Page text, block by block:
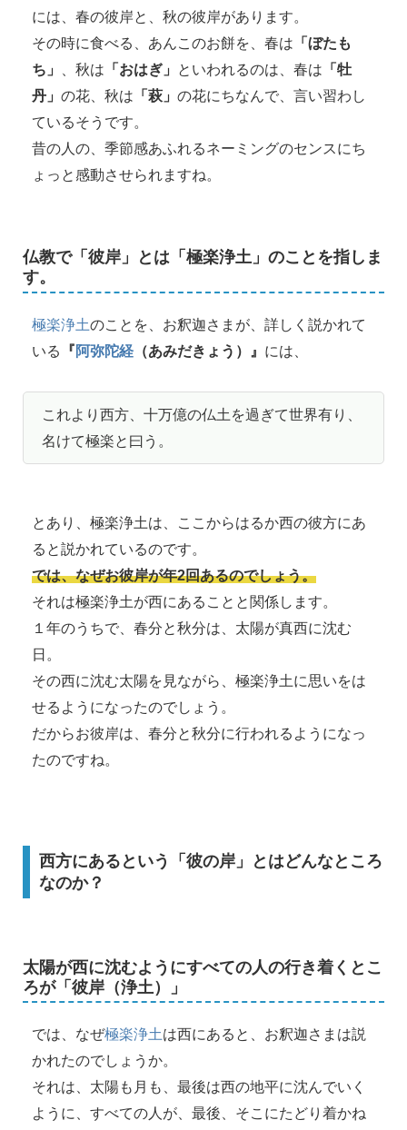
には、春の彼岸と、秋の彼岸があります。
その時に食べる、あんこのお餅を、春は 「ぼたも
ち」
、秋は 「おはぎ」 といわれるのは、春は 「牡
丹」 の花、秋は 「萩」 の花にちなんで、言い習わし
ているそうです。
昔の人の、季節感あふれるネーミングのセンスにち
ょっと感動させられますね。
仏教で「彼岸」とは「極楽浄土」のことを指しま
す。
極楽浄土のことを、お釈迦さまが、詳しく説かれて
いる
『阿弥陀経 （あみだきょう）』 には、
これより西方、十万億の仏土を過ぎて世界有り、
名けて極楽と曰う。
とあり、極楽浄土は、ここからはるか西の彼方にあ
ると説かれているのです。
では、なぜお彼岸が年2回あるのでしょう。
それは極楽浄土が西にあることと関係します。
１年のうちで、春分と秋分は、太陽が真西に沈む
日。
その西に沈む太陽を見ながら、極楽浄土に思いをは
せるようになったのでしょう。
だからお彼岸は、春分と秋分に行われるようになっ
たのですね。
西方にあるという「彼の岸」とはどんなところ
なのか？
太陽が西に沈むようにすべての人の行き着くとこ
ろが「彼岸（浄土）」
では、なぜ極楽浄土は西にあると、お釈迦さまは説
かれたのでしょうか。
それは、太陽も月も、最後は西の地平に沈んでいく
ように、すべての人が、最後、そこにたどり着かね